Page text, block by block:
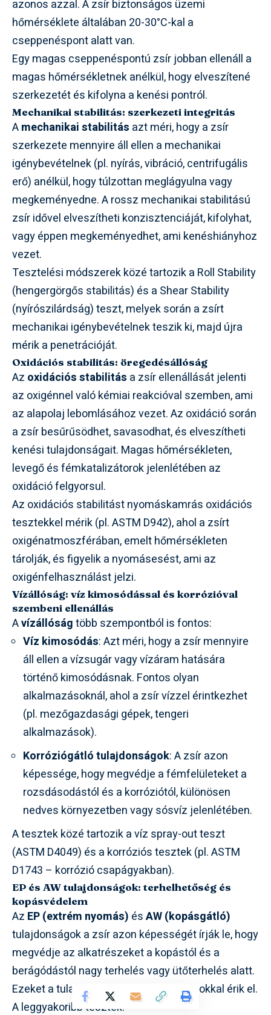
azonos azzal. A zsír biztonságos üzemi
hőmérséklete általában 20-30°C-kal a
cseppenéspont alatt van.
Egy magas cseppenéspontú zsír jobban ellenáll a
magas hőmérsékletnek anélkül, hogy elveszítené
szerkezetét és kifolyna a kenési pontról.
Mechanikai stabilitás: szerkezeti integritás
Amechanikai stabilitás azt méri, hogy a zsír
szerkezete mennyire áll ellen a mechanikai
igénybevételnek (pl. nyírás, vibráció, centrifugális
erő) anélkül, hogy túlzottan meglágyulna vagy
megkeményedne. A rossz mechanikai stabilitású
zsír idővel elveszítheti konzisztenciáját, kifolyhat,
vagy éppen megkeményedhet, ami kenéshiányhoz
vezet.
Tesztelési módszerek közé tartozik a Roll Stability
(hengergörgős stabilitás) és a Shear Stability
(nyírószilárdság) teszt, melyek során a zsírt
mechanikai igénybevételnek teszik ki, majd újra
mérik a penetrációját.
Oxidációs stabilitás: öregedésállóság
Az oxidációs stabilitás a zsír ellenállását jelenti
az oxigénnel való kémiai reakcióval szemben, ami
az alapolaj lebomlásához vezet. Az oxidáció során
a zsír besűrűsödhet, savasodhat, és elveszítheti
kenési tulajdonságait. Magas hőmérsékleten,
levegő és fémkatalizátorok jelenlétében az
oxidáció felgyorsul.
Az oxidációs stabilitást nyomáskamrás oxidációs
tesztekkel mérik (pl. ASTM D942), ahol a zsírt
oxigénatmoszférában, emelt hőmérsékleten
tárolják, és figyelik a nyomásesést, ami az
oxigénfelhasználást jelzi.
Vízállóság: víz kimosódással és korrózióval
szembeni ellenállás
Avízállóságtöbb szempontból is fontos:
Víz kimosódás: Azt méri, hogy a zsír mennyire
áll ellen a vízsugár vagy vízáram hatására
történő kimosódásnak. Fontos olyan
alkalmazásoknál, ahol a zsír vízzel érintkezhet
(pl. mezőgazdasági gépek, tengeri
alkalmazások).
Korróziógátló tulajdonságok: A zsír azon
képessége, hogy megvédje a fémfelületeket a
rozsdásodástól és a korróziótól, különösen
nedves környezetben vagy sósvíz jelenlétében.
A tesztek közé tartozik a víz spray-out teszt
(ASTM D4049) és a korróziós tesztek (pl. ASTM
D1743 – korrózió csapágyakban).
EP és AW tulajdonságok: terhelhetőség és
kopásvédelem
Az EP (extrém nyomás) ésAW (kopásgátló)
tulajdonságok a zsír azon képességét írják le, hogy
megvédje az alkatrészeket a kopástól és a
berágódástól nagy terhelés vagy ütőterhelés alatt.
Ezeket a tulajdonságokat adalékanyagokkal érik el.
A leggyakoribb tesztek: